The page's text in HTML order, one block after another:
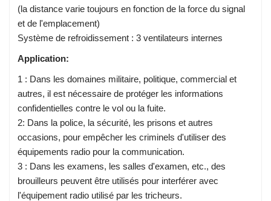
(la distance varie toujours en fonction de la force du signal
et de l'emplacement)
Système de refroidissement : 3 ventilateurs internes
Application:
1 : Dans les domaines militaire, politique, commercial et
autres, il est nécessaire de protéger les informations
confidentielles contre le vol ou la fuite.
2: Dans la police, la sécurité, les prisons et autres
occasions, pour empêcher les criminels d'utiliser des
équipements radio pour la communication.
3 : Dans les examens, les salles d'examen, etc., des
brouilleurs peuvent être utilisés pour interférer avec
l'équipement radio utilisé par les tricheurs.